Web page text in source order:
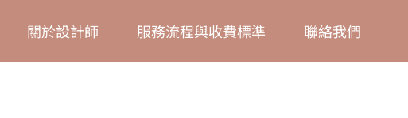
關於設計師 服務流程與收費標準 聯絡我們